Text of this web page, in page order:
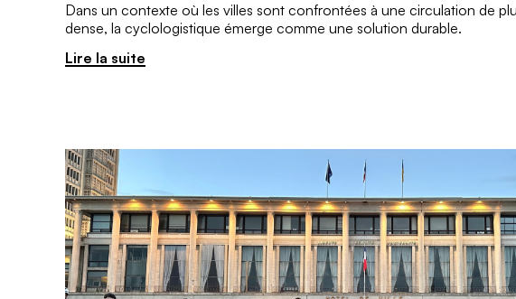
Dans un contexte où les villes sont confrontées à une circulation de
dense, la cyclologistique émerge comme une solution durable.
Lire la suite